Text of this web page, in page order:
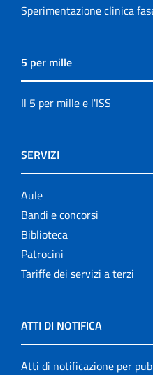
Sperimentazione clinica
5 per mille
Il 5 per mille e l'ISS
SERVIZI
Aule
Bandi e concorsi
Biblioteca
Patrocini
Tariffe dei servizi a terzi
ATTI DI NOTIFICA
Atti di notificazione per